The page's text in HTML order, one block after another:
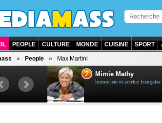
PEOPLE CULTURE MONDE CUISINE SPORT
People Max Martini
2 Mimie Mathy
humoriste et actrice française